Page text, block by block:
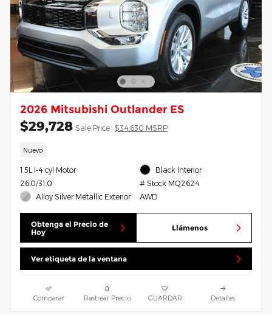
2026 Mitsubishi Outlander ES
$29,728 Sale Price $34,630 MSRP
Nuevo
1.5L I-4 cyl Motor
26.0/31.0
Alloy Silver Metallic Exterior
Black Interior
# Stock MQ2624
AWD
Obtenga el Precio de
Hoy
Llámenos
Ver etiqueta de la ventana
Comparar Rastrear Precio GUARDAR Detalles